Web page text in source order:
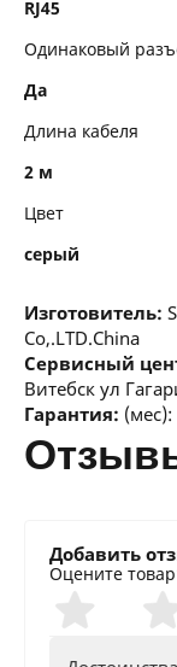
RJ45
Одинаковый
Да
Длина кабеля
2 м
Цвет
серый
Изготовитель:
Co,.LTD.China
Сервисный
Витебск ул
Гарантия: (мес):
Добавить
Оцените